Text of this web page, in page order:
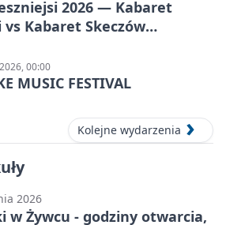
2026 — Kabaret
Kabaret Skeczów
00:00
MUSIC FESTIVAL
Kolejne wydarzenia
2026
w Żywcu - godziny otwarcia,